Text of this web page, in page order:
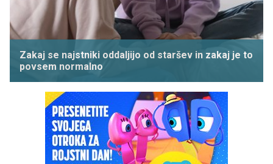
Zakaj se najstniki oddaljijo od staršev in zakaj je to
povsem normalno